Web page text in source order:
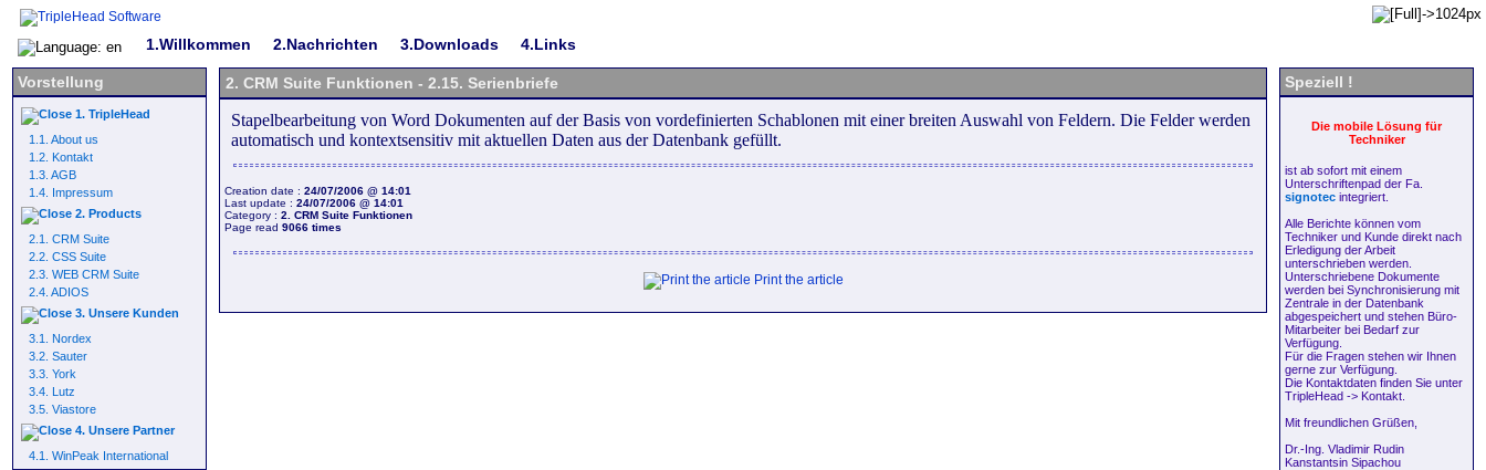
1.Willkommen 2.Nachrichten 3.Downloads 4.Links
Vorstellung
1. TripleHead
1.1. About us
1.2. Kontakt
1.3. AGB
1.4. Impressum
2. Products
2.1. CRM Suite
2.2. CSS Suite
2.3. WEB CRM Suite
2.4. ADIOS
3. Unsere Kunden
3.1. Nordex
3.2. Sauter
3.3. York
3.4. Lutz
3.5. Viastore
4. Unsere Partner
4.1. WinPeak International
2. CRM Suite Funktionen - 2.15. Serienbriefe
Stapelbearbeitung von Word Dokumenten auf der Basis von vordefinierten Schablonen mit einer breiten Auswahl von Feldern. Die Felder werden
automatisch und kontextsensitiv mit aktuellen Daten aus der Datenbank gefüllt.
Creation date : 24/07/2006 @ 14:01
Last update : 24/07/2006 @ 14:01
Category : 2. CRM Suite Funktionen
Page read 9066 times
Print the article
Speziell !
Die mobile Lösung für
Techniker
ist ab sofort mit einem
Unterschriftenpad der Fa.
signotec integriert.
Alle Berichte können vom
Techniker und Kunde direkt nach
Erledigung der Arbeit
unterschrieben werden.
Unterschriebene Dokumente
werden bei Synchronisierung mit
Zentrale in der Datenbank
abgespeichert und stehen Büro-
Mitarbeiter bei Bedarf zur
Verfügung.
Für die Fragen stehen wir Ihnen
gerne zur Verfügung.
Die Kontaktdaten finden Sie unter
TripleHead -> Kontakt.
Mit freundlichen Grüßen,
Dr.-Ing. Vladimir Rudin
Kanstantsin Sipachou